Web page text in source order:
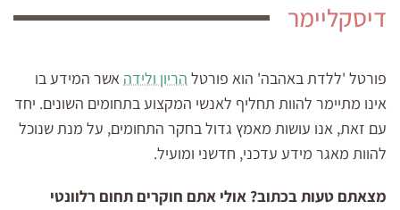
דיסקליימר
פורטל 'ללדת באהבה' הוא פורטל הריון ולידה אשר המידע בו
אינו מתיימר להוות תחליף לאנשי המקצוע בתחומים השונים. יחד
עם זאת, אנו עושות מאמץ גדול בחקר התחומים, על מנת שנוכל
להוות מאגר מידע עדכני, חדשני ומועיל.
מצאתם טעות בכתוב? אולי אתם חוקרים תחום רלוונטי